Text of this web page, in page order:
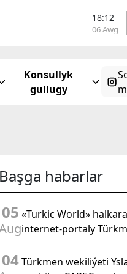
18:12
06 Awg
Konsullyk
gullugy
Başga habarlar
05 «Turkic World»
internet-portaly
taýýarlygy we onuň
04 Türkmen wekiliýeti